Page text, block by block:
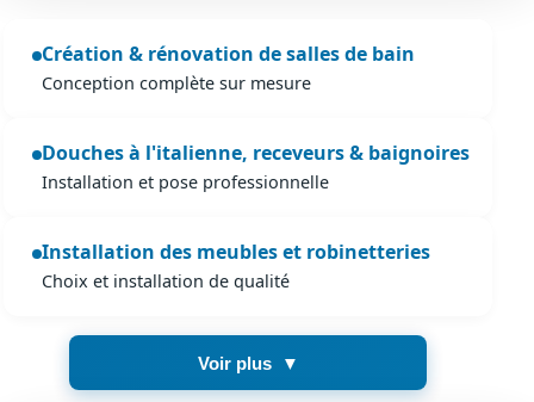
Voir plus
Création & rénovation de salles de bain
Conception complète sur mesure
Douches à l'italienne, receveurs & baignoires
Installation et pose professionnelle
Installation des meubles et robinetteries
Choix et installation de qualité